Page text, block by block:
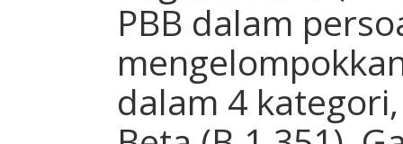
PBB dalam
dalam 4